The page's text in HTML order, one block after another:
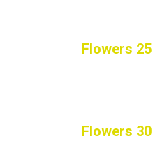
Flowers 25
Flowers 30